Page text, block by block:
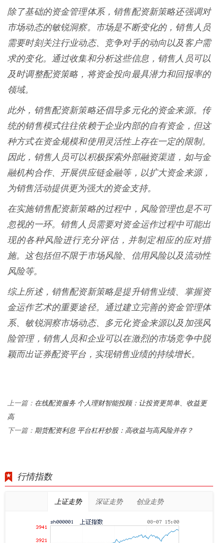
除了基础的资金管理体系，销售配资新策略还强调对
市场动态的敏锐洞察。市场是不断变化的，销售人员
需要时刻关注行业动态、竞争对手的动向以及客户需
求的变化。通过收集和分析这些信息，销售人员可以
及时调整配资策略，将资金投向最具潜力和回报率的
领域。
此外，销售配资新策略还倡导多元化的资金来源。传
统的销售模式往往依赖于企业内部的自有资金，但这
种方式在资金规模和使用灵活性上存在一定的限制。
因此，销售人员可以积极探索外部融资渠道，如与金
融机构合作、开展供应链金融等，以扩大资金来源，
为销售活动提供更为强大的资金支持。
在实施销售配资新策略的过程中，风险管理也是不可
忽视的一环。销售人员需要对资金运作过程中可能出
现的各种风险进行充分评估，并制定相应的应对措
施。这包括但不限于市场风险、信用风险以及流动性
风险等。
综上所述，销售配资新策略是提升销售业绩、掌握资
金运作艺术的重要途径。通过建立完善的资金管理体
系、敏锐洞察市场动态、多元化资金来源以及加强风
险管理，销售人员和企业可以在激烈的市场竞争中脱
颖而出证券配资平台，实现销售业绩的持续增长。
上一篇： 在线配资服务 个人理财智能投顾：让投资更简单、收益更
高
下一篇： 期货配资利息 平台杠杆炒股：高收益与高风险并存？
行情指数
上证走势 深证走势 创业走势